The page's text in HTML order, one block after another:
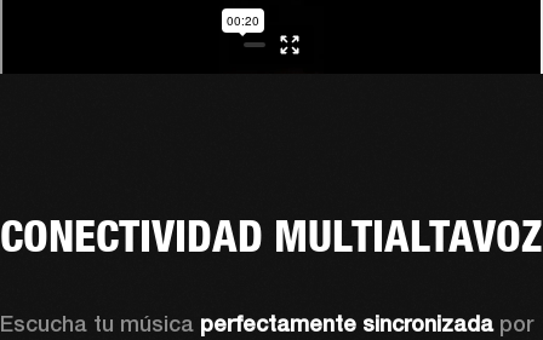
CONECTIVIDAD MULTIALTAVOZ
Escucha tu música perfectamente sincronizada por